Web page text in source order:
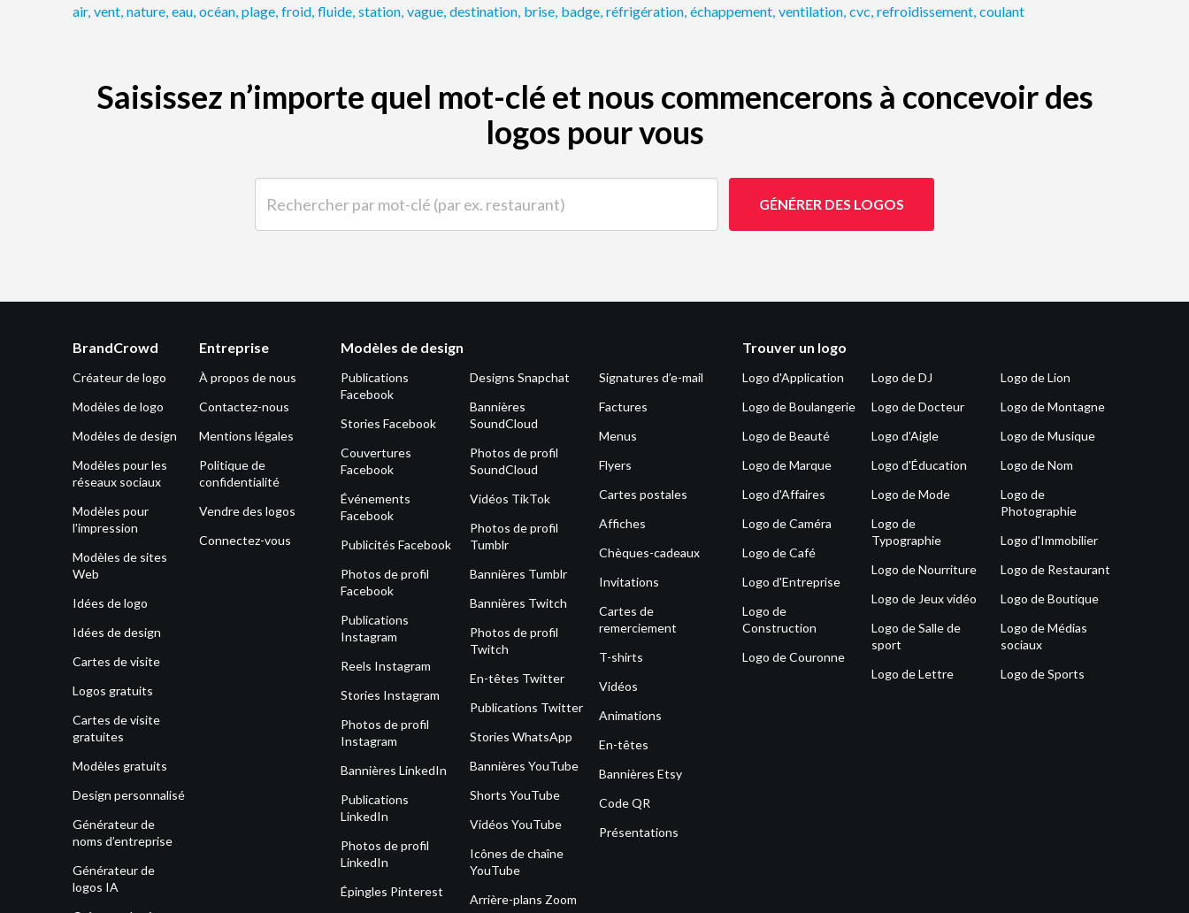
air, vent, nature, eau, océan, plage, froid, fluide, station, vague, destination, brise, badge, réfrigération, échappement, ventilation, cvc, refroidissement, coulant
Saisissez n’importe quel mot-clé et nous commencerons à concevoir des
logos pour vous
GÉNÉRER DES LOGOS
BrandCrowd
Créateur de logo
Modèles de logo
Modèles de design
Modèles pour les
réseaux sociaux
Modèles pour
l'impression
Modèles de sites
Web
Idées de logo
Idées de design
Cartes de visite
Logos gratuits
Cartes de visite
gratuites
Modèles gratuits
Design personnalisé
Générateur de
noms d’entreprise
Générateur de
logos IA
Entreprise
À propos de nous
Contactez-nous
Mentions légales
Politique de
confidentialité
Vendre des logos
Connectez-vous
Modèles de design
Publications
Facebook
Stories Facebook
Couvertures
Facebook
Événements
Facebook
Publicités Facebook
Photos de profil
Facebook
Publications
Instagram
Reels Instagram
Stories Instagram
Photos de profil
Instagram
Bannières LinkedIn
Publications
LinkedIn
Photos de profil
LinkedIn
Épingles Pinterest
Designs Snapchat
Bannières
SoundCloud
Photos de profil
SoundCloud
Vidéos TikTok
Photos de profil
Tumblr
Bannières Tumblr
Bannières Twitch
Photos de profil
Twitch
En-têtes Twitter
Publications Twitter
Stories WhatsApp
Bannières YouTube
Shorts YouTube
Vidéos YouTube
Icônes de chaîne
YouTube
Arrière-plans Zoom
Signatures d’e-mail
Factures
Menus
Flyers
Cartes postales
Affiches
Chèques-cadeaux
Invitations
Cartes de
remerciement
T-shirts
Vidéos
Animations
En-têtes
Bannières Etsy
Code QR
Présentations
Trouver un logo
Logo d'Application
Logo de Boulangerie
Logo de Beauté
Logo de Marque
Logo d'Affaires
Logo de Caméra
Logo de Café
Logo d'Entreprise
Logo de
Construction
Logo de Couronne
Logo de DJ
Logo de Docteur
Logo d'Aigle
Logo d'Éducation
Logo de Mode
Logo de
Typographie
Logo de Nourriture
Logo de Jeux vidéo
Logo de Salle de
sport
Logo de Lettre
Logo de Lion
Logo de Montagne
Logo de Musique
Logo de Nom
Logo de
Photographie
Logo d'Immobilier
Logo de Restaurant
Logo de Boutique
Logo de Médias
sociaux
Logo de Sports